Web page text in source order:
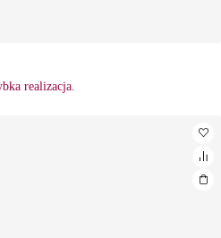
realizacja.